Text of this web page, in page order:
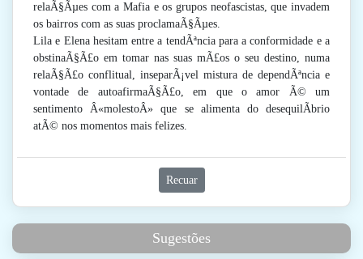
relaÃ§Ãµes com a Mafia e os grupos neofascistas, que invadem
os bairros com as suas proclamaÃ§Ãµes.
Lila e Elena hesitam entre a tendÃªncia para a conformidade e a
obstinaÃ§Ã£o em tomar nas suas mÃ£os o seu destino, numa
relaÃ§Ã£o conflitual, inseparÃ¡vel mistura de dependÃªncia e
vontade de autoafirmaÃ§Ã£o, em que o amor Ã© um
sentimento Â«molestoÂ» que se alimenta do desequilÃ­brio
atÃ© nos momentos mais felizes.
Recuar
Sugestões